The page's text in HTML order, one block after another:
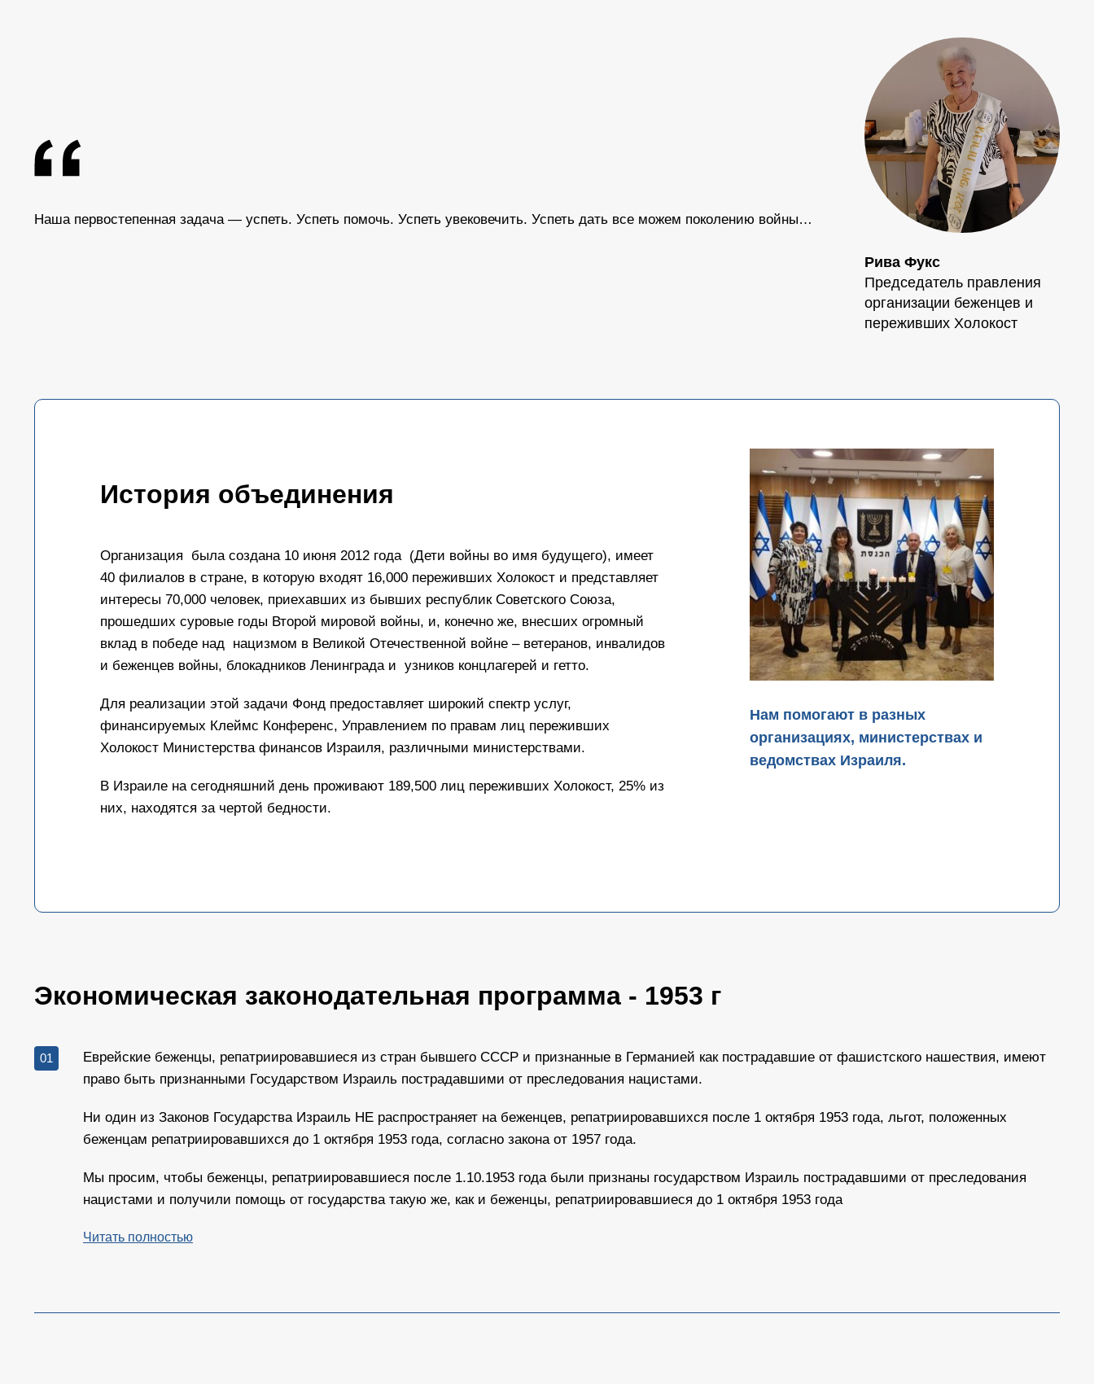
Наша первостепенная задача — успеть. Успеть помочь. Успеть увековечить. Успеть дать все можем поколению войны…
Рива Фукс
Председатель правления
организации беженцев и
переживших Холокост
История объединения
Организация была создана 10 июня 2012 года (Дети войны во имя будущего), имеет
40 филиалов в стране, в которую входят 16,000 переживших Холокост и представляет
интересы 70,000 человек, приехавших из бывших республик Советского Союза,
прошедших суровые годы Второй мировой войны, и, конечно же, внесших огромный
вклад в победе над нацизмом в Великой Отечественной войне – ветеранов, инвалидов
и беженцев войны, блокадников Ленинграда и узников концлагерей и гетто.
Для реализации этой задачи Фонд предоставляет широкий спектр услуг,
финансируемых Клеймс Конференс, Управлением по правам лиц переживших
Холокост Министерства финансов Израиля, различными министерствами.
В Израиле на сегодняшний день проживают 189,500 лиц переживших Холокост, 25% из
них, находятся за чертой бедности.
Нам помогают в разных
организациях, министерствах и
ведомствах Израиля.
Экономическая законодательная программа - 1953 г
01
Еврейские беженцы, репатриировавшиеся из стран бывшего СССР и признанные в Германией как пострадавшие от фашистского нашествия, имеют
право быть признанными Государством Израиль пострадавшими от преследования нацистами.
Ни один из Законов Государства Израиль НЕ распространяет на беженцев, репатриировавшихся после 1 октября 1953 года, льгот, положенных
беженцам репатриировавшихся до 1 октября 1953 года, согласно закона от 1957 года.
Мы просим, чтобы беженцы, репатриировавшиеся после 1.10.1953 года были признаны государством Израиль пострадавшими от преследования
нацистами и получили помощь от государства такую же, как и беженцы, репатриировавшиеся до 1 октября 1953 года
Читать полностью